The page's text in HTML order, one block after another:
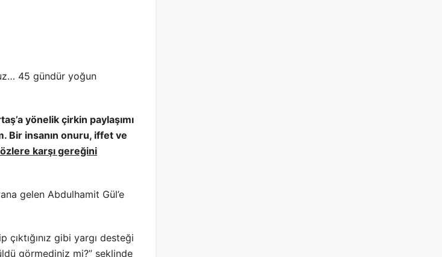
45 gündür yoğun
yönelik çirkin paylaşımı
Bir insanın onuru, iffet ve
karşı gereğini
gelen Abdulhamit Gül’e
gibi yargı desteği
görmediniz mi?” şeklinde